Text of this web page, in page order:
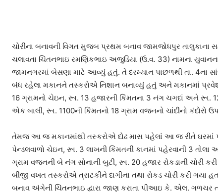
ચોરીના બનાવની વિગત મુજબ પ્રથમ બનાવ જામજોધપુર તાલુકાના
ચલાવતા ચિંતનભાઇ રમણિકભાઇ અજુડિયા (ઉ.વ. 33) નામના
જામનગરમાં બેસણા માટે આવ્યું હતું. તે દરમ્યાન પાછળથી તા. 4ના સાંજે
બંધ રહેલા મકાનને તસ્કરોએ નિશાન બનાવ્યું હતું અને મકાનમાં પ્રવેશ
16 ગ્રામનો ચેઇન, રૂા. 13 હજારની કિંમતના 3 નંગ ચગદાં અને રૂા.
એક બાલી, રૂા. 1100ની કિંમતનો 18 ગ્રામ વજનનો ચાંદીનો કંદોરો
તેમજ આ જ મકાનમાંથી તસ્કરોએ દોઢ માસ પહેલાં આ જ રીતે ઘરમાં
પેન્ડલવાળો ચેઇન, રૂા. 3 લાખની કિંમતની કાનમાં પહેરવાની 3
ગ્રામ વજનની બે નંગ સોનાની બુટી, રૂા. 20 હજાર રોકડાની ચોરી
બીજી વખત તસ્કરોએ ત્રાટકીને દાગીના તથા રોકડ ચોરી કરી ગયા
બનાવ અંગેની ચિંતનભાઇ દ્વારા જાણ કરાતા પીઆઇ કે. એલ. ગળચર